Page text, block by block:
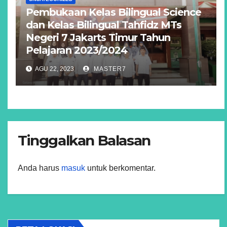
Pembukaan Kelas Bilingual Science
dan Kelas Bilingual Tahfidz MTs
Negeri 7 Jakarts Timur Tahun
Pelajaran 2023/2024
AGU 22, 2023 MASTER7
Tinggalkan Balasan
Anda harus masuk untuk berkomentar.